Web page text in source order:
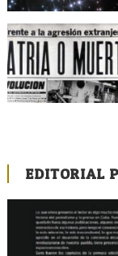
EDITORIAL